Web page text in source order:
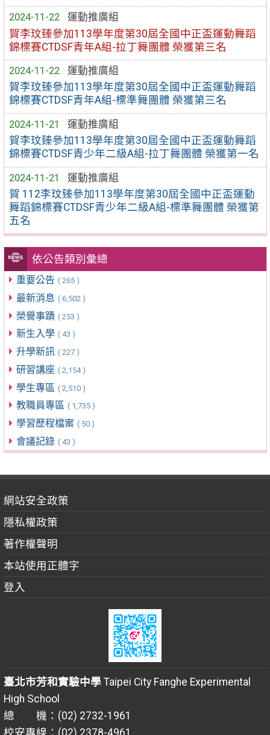
2024-11-22
運動推廣組
賀李玟臻參加113學年度第30屆全國中正盃運動舞蹈
錦標賽CTDSF青年A組-拉丁舞團體 榮獲第三名
2024-11-22
運動推廣組
賀李玟臻參加113學年度第30屆全國中正盃運動舞蹈
錦標賽CTDSF青年A組-標準舞團體 榮獲第三名
2024-11-21
運動推廣組
賀李玟臻參加113學年度第30屆全國中正盃運動舞蹈
錦標賽CTDSF青少年二級A組-拉丁舞團體 榮獲第一名
2024-11-21
運動推廣組
賀 112李玟臻參加113學年度第30屆全國中正盃運動
舞蹈錦標賽CTDSF青少年二級A組-標準舞團體 榮獲第
五名
依公告類別彙總
重要公告 ( 265 )
最新消息 ( 6,502 )
榮譽事蹟 ( 253 )
新生入學 ( 43 )
升學新訊 ( 227 )
研習講座 ( 2,154 )
學生專區 ( 2,510 )
教職員專區 ( 1,735 )
學習歷程檔案 ( 50 )
會議記錄 ( 43 )
網站安全政策
隱私權政策
著作權聲明
本站使用正體字
登入
臺北市芳和實驗中學Taipei City Fanghe Experimental
High School
總 機：(02) 2732-1961
校安專線：(02) 2378-4961